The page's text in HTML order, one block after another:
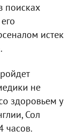
поисках
истек
не
здоровьем у
Сол
часов.